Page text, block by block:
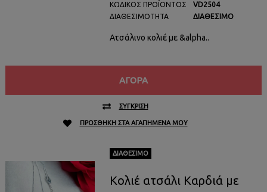
ΚΩΔΙΚΌΣ ΠΡΟΪΌΝΤΟΣ
ΔΙΑΘΕΣΙΜΌΤΗΤΑ
VD2504
ΔΙΑΘΈΣΙΜΟ
Ατσάλινο κολιέ με &alpha..
ΑΓΟΡΆ
ΣΎΓΚΡΙΣΗ
ΠΡΟΣΘΉΚΗ ΣΤΑ ΑΓΑΠΗΜΈΝΑ ΜΟΥ
ΔΙΑΘΈΣΙΜΟ
Κολιέ ατσάλι Καρδιά με